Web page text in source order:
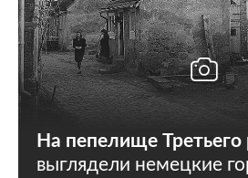
На пепелище Третьего
выглядели немецкие